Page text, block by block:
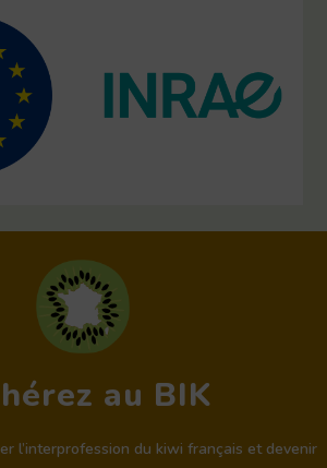
au BIK
l’interprofession du kiwi français et devenir